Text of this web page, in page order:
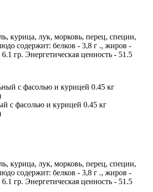
курица, лук, морковь, перец, специи,
содержит: белков - 3,8 г ., жиров -
6.1 гр. Энергетическая ценность - 51.5
с фасолью и курицей 0.45 кг
курица, лук, морковь, перец, специи,
содержит: белков - 3,8 г ., жиров -
6.1 гр. Энергетическая ценность - 51.5